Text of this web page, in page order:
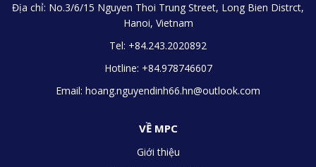
Địa chỉ: No.3/6/15 Nguyen Thoi Trung Street, Long Bien Distrct,
Hanoi, Vietnam
Tel: +84.243.2020892
Hotline: +84.978746607
Email: hoang.nguyendinh66.hn@outlook.com
VỀ MPC
Giới thiệu